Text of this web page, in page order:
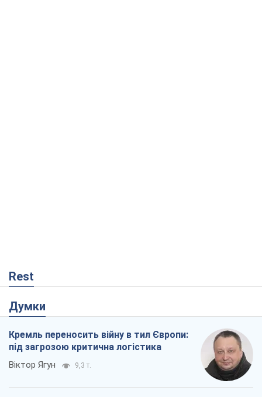
Rest
Думки
Кремль переносить війну в тил Європи:
під загрозою критична логістика
Віктор Ягун 9,3 т.